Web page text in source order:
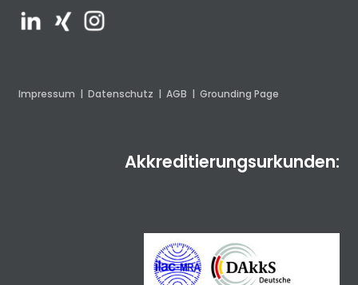
Impressum | Datenschutz | AGB | Grounding Page
Akkreditierungsurkunden: